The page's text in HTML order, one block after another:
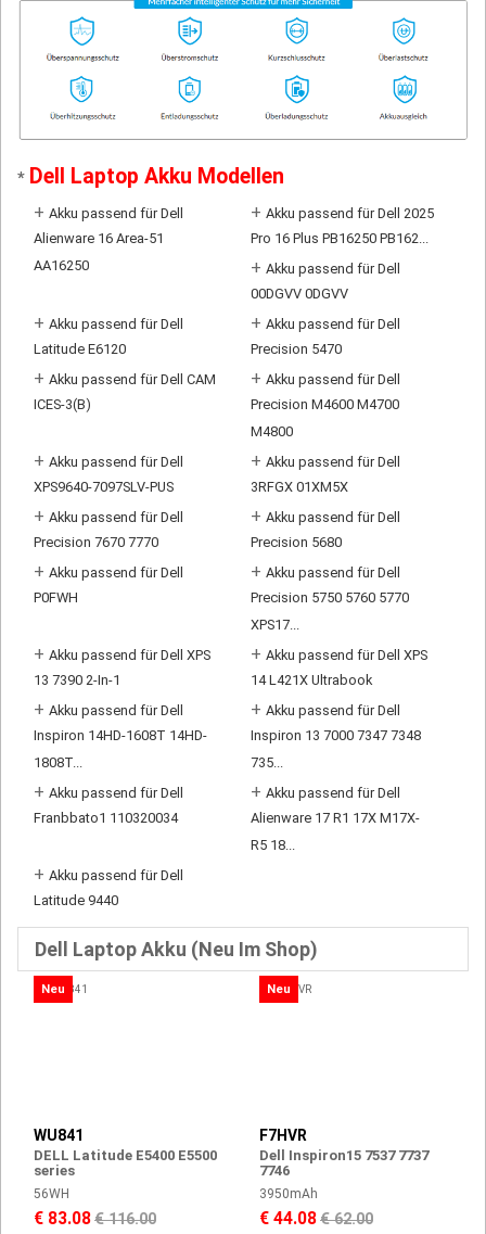
* Dell Laptop Akku Modellen
+ Akku passend für Dell
Alienware 16 Area-51
AA16250
+ Akku passend für Dell 2025
Pro 16 Plus PB16250 PB162...
+ Akku passend für Dell
00DGVV 0DGVV
+ Akku passend für Dell
Latitude E6120
+ Akku passend für Dell
Precision 5470
+ Akku passend für Dell CAM
ICES-3(B)
+ Akku passend für Dell
Precision M4600 M4700
M4800
+ Akku passend für Dell
XPS9640-7097SLV-PUS
+ Akku passend für Dell
3RFGX 01XM5X
+ Akku passend für Dell
Precision 7670 7770
+ Akku passend für Dell
Precision 5680
+ Akku passend für Dell
P0FWH
+ Akku passend für Dell
Precision 5750 5760 5770
XPS17...
+ Akku passend für Dell XPS
13 7390 2-In-1
+ Akku passend für Dell XPS
14 L421X Ultrabook
+ Akku passend für Dell
Inspiron 14HD-1608T 14HD-
1808T...
+ Akku passend für Dell
Inspiron 13 7000 7347 7348
735...
+ Akku passend für Dell
Franbbato1 110320034
+ Akku passend für Dell
Alienware 17 R1 17X M17X-
R5 18...
+ Akku passend für Dell
Latitude 9440
Dell Laptop Akku (Neu Im Shop)
Neu
WU841
DELL Latitude E5400 E5500
series
56WH
€ 83.08€ 116.00
Neu
F7HVR
Dell Inspiron15 7537 7737
7746
3950mAh
€ 44.08€ 62.00